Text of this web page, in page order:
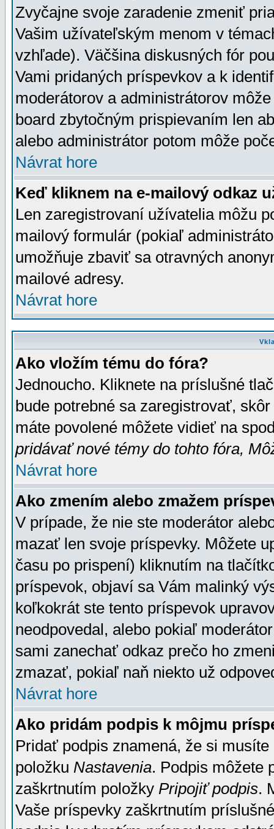
Zvyčajne svoje zaradenie zmeniť
Vašim užívateľským menom v
vzhľade). Väčšina diskusných fór
Vami pridaných príspevkov a k
moderátorov a administrátorov
board zbytočným prispievaním len
alebo administrátor potom môže
Návrat hore
Keď kliknem na e-mailový odkaz
Len zaregistrovaní užívatelia môžu
mailový formulár (pokiaľ
umožňuje zbaviť sa otravných
mailové adresy.
Návrat hore
Ako vložím tému do fóra?
Jednoucho. Kliknete na príslušné
bude potrebné sa zaregistrovať,
máte povolené môžete vidieť na
pridávať nové témy do tohto fóra,
Návrat hore
Ako zmením alebo zmažem
V prípade, že nie ste moderátor
mazať len svoje príspevky. Môžete
času po prispení) kliknutím na
príspevok, objaví sa Vám malinký
koľkokrát ste tento príspevok
neodpovedal, alebo pokiaľ
sami zanechať odkaz prečo ho
zmazať, pokiaľ naň niekto už
Návrat hore
Ako pridám podpis k môjmu
Pridať podpis znamená, že si
položku Nastavenia. Podpis môžete
zaškrtnutím položky Pripojiť podpis.
Vaše príspevky zaškrtnutím